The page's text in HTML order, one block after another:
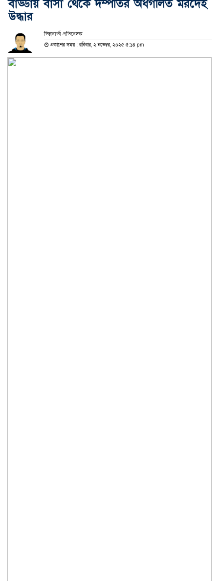
বাড্ডায় বাসা থেকে দম্পতির অর্ধগলিত মরদেহ
উদ্ধার
ভিন্নবার্তা প্রতিবেদক
প্রকাশের সময় : রবিবার, ২ নভেম্বর, ২০২৫ ৫:১৪ pm